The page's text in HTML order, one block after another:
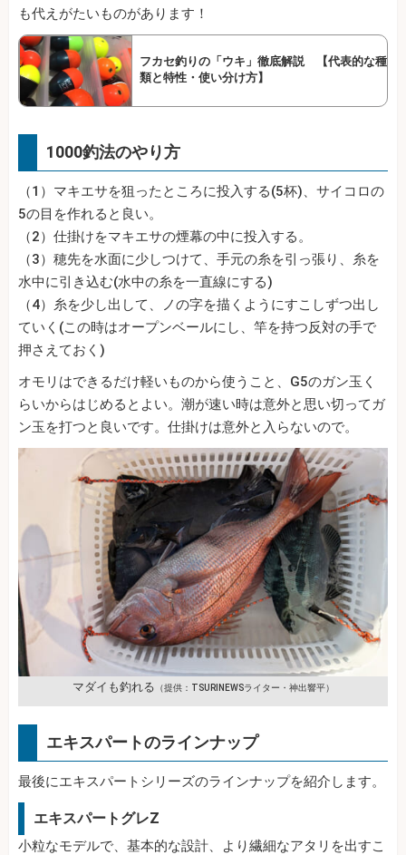
も代えがたいものがあります！
フカセ釣りの「ウキ」徹底解説 【代表的な種
類と特性・使い分け方】
1000釣法のやり方
（1）マキエサを狙ったところに投入する(5杯)、サイコロの
5の目を作れると良い。
（2）仕掛けをマキエサの煙幕の中に投入する。
（3）穂先を水面に少しつけて、手元の糸を引っ張り、糸を
水中に引き込む(水中の糸を一直線にする)
（4）糸を少し出して、ノの字を描くようにすこしずつ出し
ていく(この時はオープンベールにし、竿を持つ反対の手で
押さえておく)
オモリはできるだけ軽いものから使うこと、G5のガン玉く
らいからはじめるとよい。潮が速い時は意外と思い切ってガ
ン玉を打つと良いです。仕掛けは意外と入らないので。
マダイも釣れる （提供：TSURINEWSライター・神出響平）
エキスパートのラインナップ
最後にエキスパートシリーズのラインナップを紹介します。
エキスパートグレZ
小粒なモデルで、基本的な設計、より繊細なアタリを出すこ